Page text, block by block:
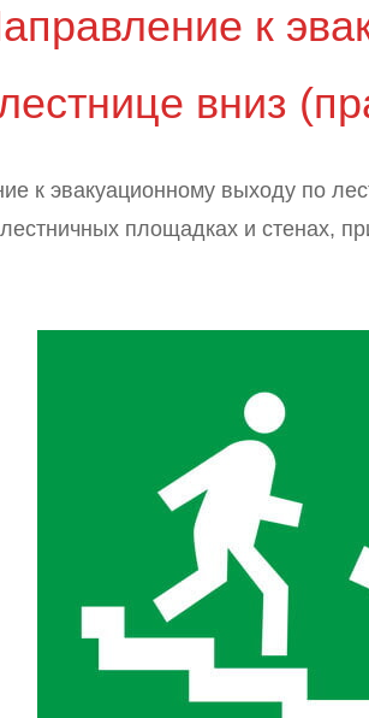
к
вниз
к эвакуационному выходу по
площадках и стенах,